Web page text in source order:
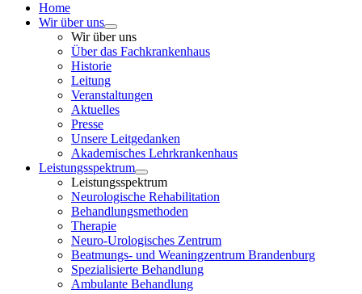
Home
Wir über uns
Wir über uns
Über das Fachkrankenhaus
Historie
Leitung
Veranstaltungen
Aktuelles
Presse
Unsere Leitgedanken
Akademisches Lehrkrankenhaus
Leistungsspektrum
Leistungsspektrum
Neurologische Rehabilitation
Behandlungsmethoden
Therapie
Neuro-Urologisches Zentrum
Beatmungs- und Weaningzentrum Brandenburg
Spezialisierte Behandlung
Ambulante Behandlung